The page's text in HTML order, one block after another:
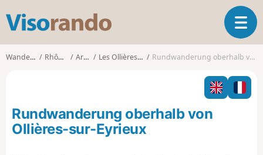
s
o
o
T
o
g
l
n
Wanderungen Rhône-Alpes Ardèche Les Ollières-sur-Eyrieux Rundwanderung oberhalb von Ollières-sur-Eyrieux
Rundwanderung oberhalb von
Ollières-sur-Eyrieux